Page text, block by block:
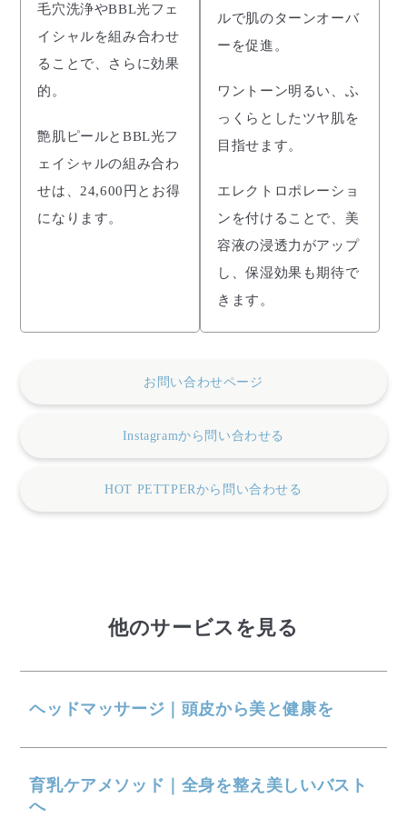
毛穴洗浄やBBL光フェ
イシャルを組み合わせ
ることで、さらに効果
的。
艶肌ピールとBBL光フ
ェイシャルの組み合わ
せは、24,600円とお得
になります。
ルで肌のターンオーバ
ーを促進。
ワントーン明るい、ふ
っくらとしたツヤ肌を
目指せます。
エレクトロポレーショ
ンを付けることで、美
容液の浸透力がアップ
し、保湿効果も期待で
きます。
お問い合わせページ
Instagramから問い合わせる
HOT PETTPERから問い合わせる
他のサービスを見る
ヘッドマッサージ｜頭皮から美と健康を
育乳ケアメソッド｜全身を整え美しいバスト
へ